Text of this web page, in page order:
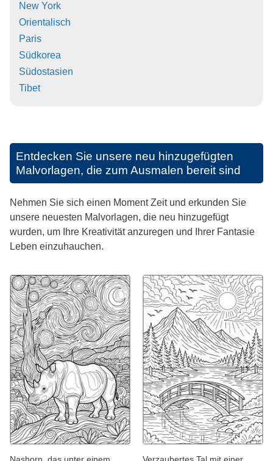
New York
Orientalisch
Paris
Südkorea
Südostasien
Tibet
Entdecken Sie unsere neu hinzugefügten
Malvorlagen, die zum Ausmalen bereit sind
Nehmen Sie sich einen Moment Zeit und erkunden Sie
unsere neuesten Malvorlagen, die neu hinzugefügt
wurden, um Ihre Kreativität anzuregen und Ihrer Fantasie
Leben einzuhauchen.